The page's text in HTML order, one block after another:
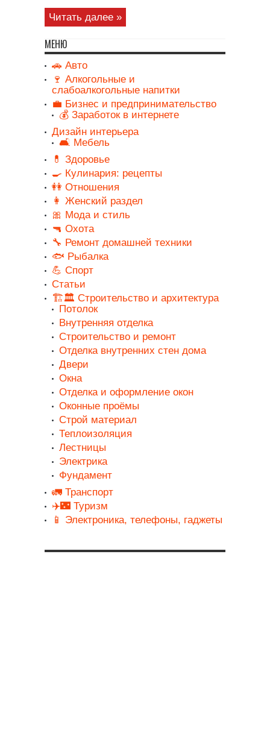
Читать далее »
МЕНЮ
🚗 Авто
🍷 Алкогольные и
слабоалкогольные напитки
💼 Бизнес и предпринимательство
💰 Заработок в интернете
Дизайн интерьера
🛋️ Мебель
💊 Здоровье
🍳 Кулинария: рецепты
👭 Отношения
👩 Женский раздел
🎀 Мода и стиль
🔫 Охота
🔧 Ремонт домашней техники
🐟 Рыбалка
💪 Спорт
Статьи
🏗️🏛️ Строительство и архитектура
Потолок
Внутренняя отделка
Строительство и ремонт
Отделка внутренних стен дома
Двери
Окна
Отделка и оформление окон
Оконные проёмы
Строй материал
Теплоизоляция
Лестницы
Электрика
Фундамент
🚛 Транспорт
✈️🌃 Туризм
📱 Электроника, телефоны, гаджеты